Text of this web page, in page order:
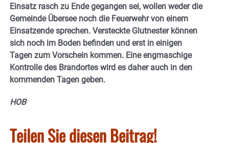
Einsatz rasch zu Ende gegangen sei, wollen weder die
Gemeinde Übersee noch die Feuerwehr von einem
Einsatzende sprechen. Versteckte Glutnester können
sich noch im Boden befinden und erst in einigen
Tagen zum Vorschein kommen. Eine engmaschige
Kontrolle des Brandortes wird es daher auch in den
kommenden Tagen geben.
HOB
Teilen Sie diesen Beitrag!